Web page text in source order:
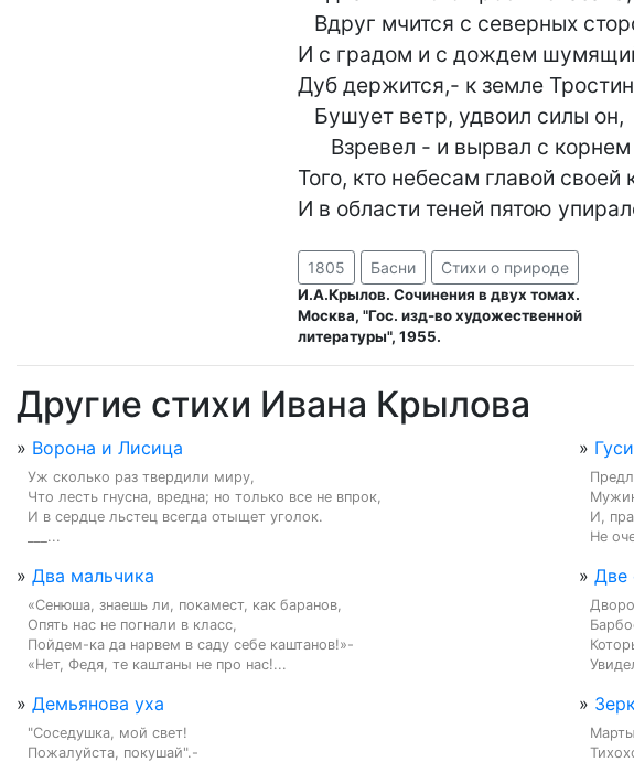
И с градом и с дождем
Дуб держится,- к земле
Того, кто небесам главой своей
И в области теней пятою
1805 Басни Стихи о природе
И.А.Крылов. Сочинения в двух томах.
Москва, "Гос. изд-во художественной
литературы", 1955.
Другие стихи Ивана Крылова
» Ворона и Лисица
Уж сколько раз твердили миру,
Что лесть гнусна, вредна; но только все не впрок,
И в сердце льстец всегда отыщет уголок.
___...
» Гуси
И,
Не
» Два мальчика
«Сенюша, знаешь ли, покамест, как баранов,
Опять нас не погнали в класс,
Пойдем-ка да нарвем в саду себе каштанов!»-
«Нет, Федя, те каштаны не про нас!...
» Две
» Демьянова уха
"Соседушка, мой свет!
Пожалуйста, покушай".-
»